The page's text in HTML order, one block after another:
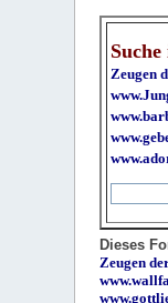
Zeugen
Dieses
Zeugen